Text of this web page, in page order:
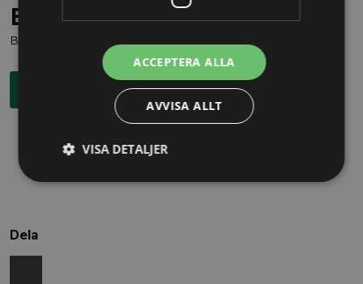
Behöver du juridisk hjälp?
Boka en kostnadsfri konsultation direkt via knappen nedan.
Boka rådgivning
Dela
ACCEPTERA ALLA
AVVISA ALLT
VISA DETALJER